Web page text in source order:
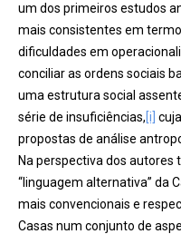
um dos primeiros estudos
mais consistentes em
dificuldades em
conciliar as ordens sociais
uma estrutura social
série de insuficiências, [i]
propostas de análise
Na perspectiva dos
“linguagem alternativa” da
mais convencionais e
Casas num conjunto de